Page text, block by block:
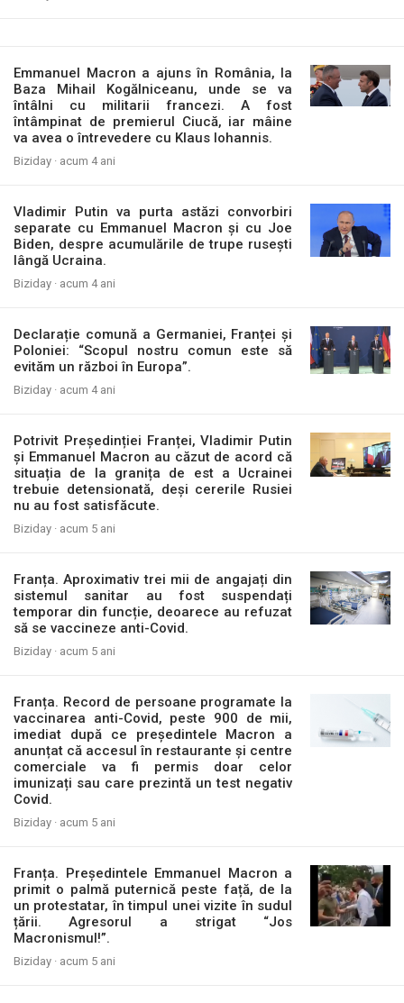
Emmanuel Macron a ajuns în România, la
Baza Mihail Kogălniceanu, unde se va
întâlni cu militarii francezi. A fost
întâmpinat de premierul Ciucă, iar mâine
va avea o întrevedere cu Klaus Iohannis.
Biziday · acum 4 ani
Vladimir Putin va purta astăzi convorbiri
separate cu Emmanuel Macron și cu Joe
Biden, despre acumulările de trupe rusești
lângă Ucraina.
Biziday · acum 4 ani
Declarație comună a Germaniei, Franței și
Poloniei: “Scopul nostru comun este să
evităm un război în Europa”.
Biziday · acum 4 ani
Potrivit Președinției Franței, Vladimir Putin
și Emmanuel Macron au căzut de acord că
situația de la granița de est a Ucrainei
trebuie detensionată, deși cererile Rusiei
nu au fost satisfăcute.
Biziday · acum 5 ani
Franța. Aproximativ trei mii de angajați din
sistemul sanitar au fost suspendați
temporar din funcție, deoarece au refuzat
să se vaccineze anti-Covid.
Biziday · acum 5 ani
Franța. Record de persoane programate la
vaccinarea anti-Covid, peste 900 de mii,
imediat după ce președintele Macron a
anunțat că accesul în restaurante și centre
comerciale va fi permis doar celor
imunizați sau care prezintă un test negativ
Covid.
Biziday · acum 5 ani
Franța. Președintele Emmanuel Macron a
primit o palmă puternică peste față, de la
un protestatar, în timpul unei vizite în sudul
țării. Agresorul a strigat “Jos
Macronismul!”.
Biziday · acum 5 ani